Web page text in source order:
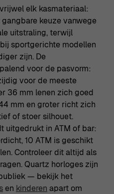
elk kasmateriaal:
keuze vanwege
uitstraling, terwijl
sportgerichte modellen
zijn. De
voor de pasvorm:
voor de meeste
36 mm lenen zich goed
mm en groter richt zich
of stoer silhouet.
uitgedrukt in ATM of bar:
10 ATM is geschikt
Controleer dit altijd als
Quartz horloges zijn
— bekijk het
en kinderen apart om